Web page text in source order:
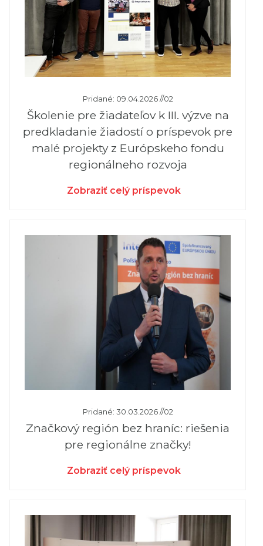
Pridané: 09.04.2026 //02
Školenie pre žiadateľov k III. výzve na
predkladanie žiadostí o príspevok pre
malé projekty z Európskeho fondu
regionálneho rozvoja
Zobraziť celý príspevok
Pridané: 30.03.2026 //02
Značkový región bez hraníc: riešenia
pre regionálne značky!
Zobraziť celý príspevok